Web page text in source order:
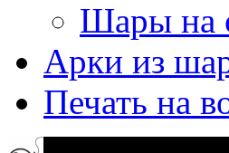
Шары на
Арки из
Печать на